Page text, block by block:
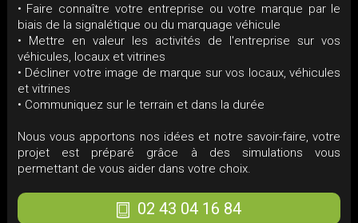
• Faire connaître votre entreprise ou votre marque par le
biais de la signalétique ou du marquage véhicule
• Mettre en valeur les activités de l'entreprise sur vos
véhicules, locaux et vitrines
• Décliner votre image de marque sur vos locaux, véhicules
et vitrines
• Communiquez sur le terrain et dans la durée
Nous vous apportons nos idées et notre savoir-faire, votre
projet est préparé grâce à des simulations vous
permettant de vous aider dans votre choix.
02 43 04 16 84